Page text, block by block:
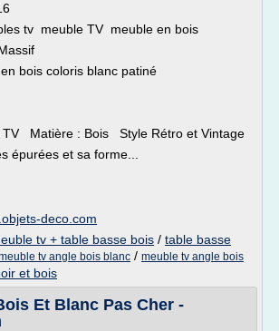
tv meuble TV meuble en bois
bois coloris blanc patiné
TV Matière : Bois Style Rétro et Vintage
épurées et sa forme...
deco.com
tv + table basse bois / table basse
tv angle bois blanc / meuble tv angle bois
et bois
Et Blanc Pas Cher -